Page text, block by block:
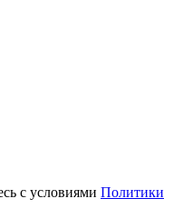
с условиями Политики